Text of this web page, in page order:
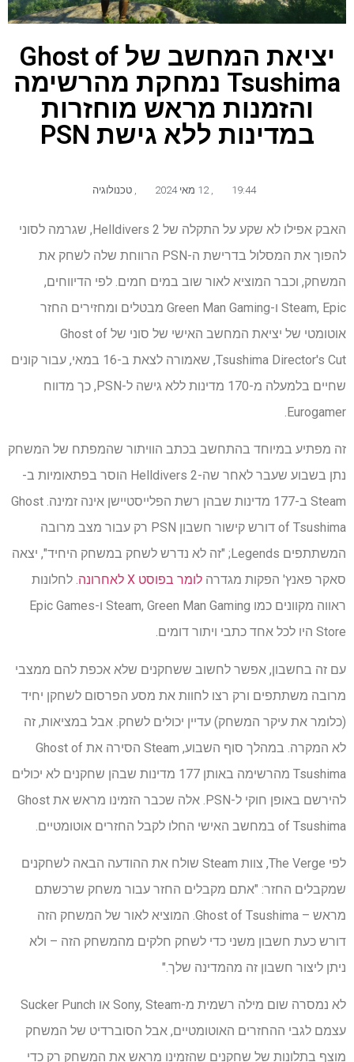
יציאת המחשב של Ghost of
Tsushima נמחקת מהרשימה
והזמנות מראש מוחזרות
במדינות ללא גישת PSN
19:44 12 מאי 2024 טכנולוגיה
האבק אפילו לא שקע על התקלה של Helldivers 2, שגרמה לסוני
להפוך את המסלול בדרישת ה-PSN הרווחת שלה לשחק את
המשחק, וכבר המוציא לאור שוב במים חמים. לפי הדיווחים,
Steam, Epic ו-Green Man Gaming מבטלים ומחזירים החזר
אוטומטי של יציאת המחשב האישי של סוני של Ghost of
Tsushima Director's Cut, שאמורה לצאת ב-16 במאי, עבור קונים
שחיים בלמעלה מ-170 מדינות ללא גישה ל-PSN, כך מדווח
Eurogamer.
זה מפתיע במיוחד בהתחשב בכתב הוויתור שהמפתח של המשחק
נתן בשבוע שעבר לאחר שה-Helldivers 2 הוסר בפתאומיות ב-
Steam ב-177 מדינות שבהן רשת הפלייסטיישן אינה זמינה. Ghost
of Tsushima דורש קישור חשבון PSN רק עבור מצב מרובה
המשתתפים Legends; "זה לא נדרש לשחק במשחק היחיד", יצאה
סאקר פאנץ' הפקות מגדרה לומר בפוסט X לאחרונה
. לחלונות
ראווה מקוונים כמו Steam, Green Man Gaming ו-Epic Games
Store היו לכל אחד כתבי ויתור דומים.
עם זה בחשבון, אפשר לחשוב ששחקנים שלא אכפת להם ממצבי
מרובה משתתפים ורק רצו לחוות את מסע הפרסום לשחקן יחיד
(כלומר את עיקר המשחק) עדיין יכולים לשחק. אבל במציאות, זה
לא המקרה. במהלך סוף השבוע, Steam הסירה את Ghost of
Tsushima מהרשימה באותן 177 מדינות שבהן שחקנים לא יכולים
להירשם באופן חוקי ל-PSN. אלה שכבר הזמינו מראש את Ghost
of Tsushima במחשב האישי החלו לקבל החזרים אוטומטיים.
לפי The Verge, צוות Steam שולח את ההודעה הבאה לשחקנים
שמקבלים החזר: "אתם מקבלים החזר עבור משחק שרכשתם
מראש – Ghost of Tsushima. המוציא לאור של המשחק הזה
דורש כעת חשבון משני כדי לשחק חלקים מהמשחק הזה – ולא
ניתן ליצור חשבון זה מהמדינה שלך."
לא נמסרה שום מילה רשמית מ-Sony, Steam או Sucker Punch
עצמם לגבי ההחזרים האוטומטיים, אבל הסוברדיט של המשחק
מוצף בתלונות של שחקנים שהזמינו מראש את המשחק רק כדי